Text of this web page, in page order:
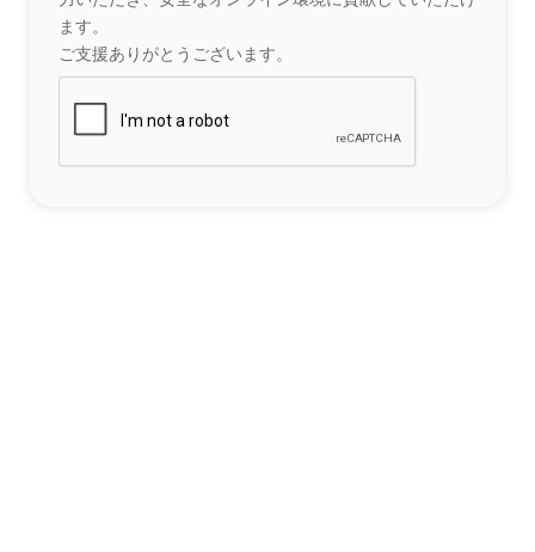
ます。
ご支援ありがとうございます。